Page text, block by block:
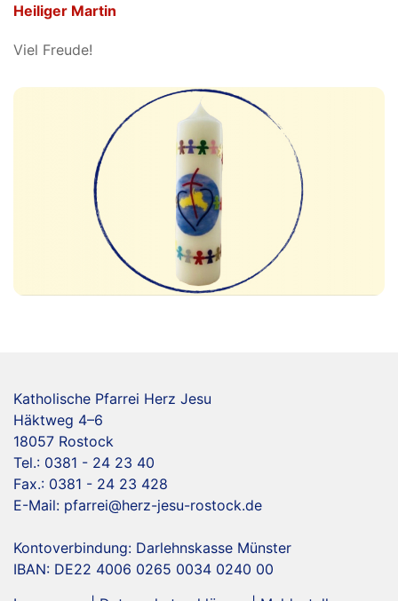
Heiliger Martin
Viel Freude!
Katholische Pfarrei Herz Jesu
Häktweg 4–6
18057 Rostock
Tel.: 0381 - 24 23 40
Fax.: 0381 - 24 23 428
E-Mail: pfarrei@herz-jesu-rostock.de
Kontoverbindung: Darlehnskasse Münster
IBAN: DE22 4006 0265 0034 0240 00